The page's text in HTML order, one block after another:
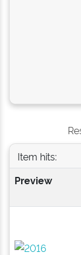
Item hits:
Preview